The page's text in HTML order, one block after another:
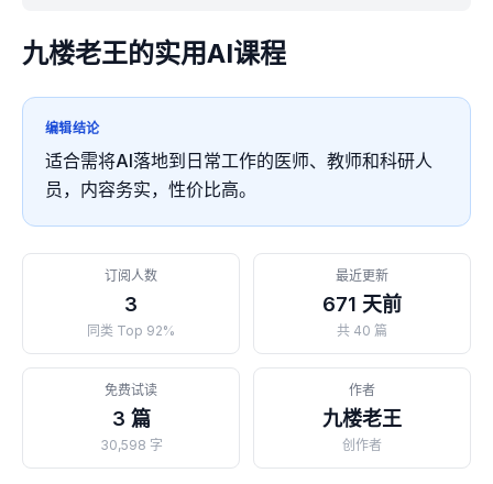
九楼老王的实用AI课程
编辑结论
适合需将AI落地到日常工作的医师、教师和科研人
员，内容务实，性价比高。
订阅人数
3
同类 Top 92%
最近更新
671 天前
共 40 篇
免费试读
3 篇
30,598 字
作者
九楼老王
创作者